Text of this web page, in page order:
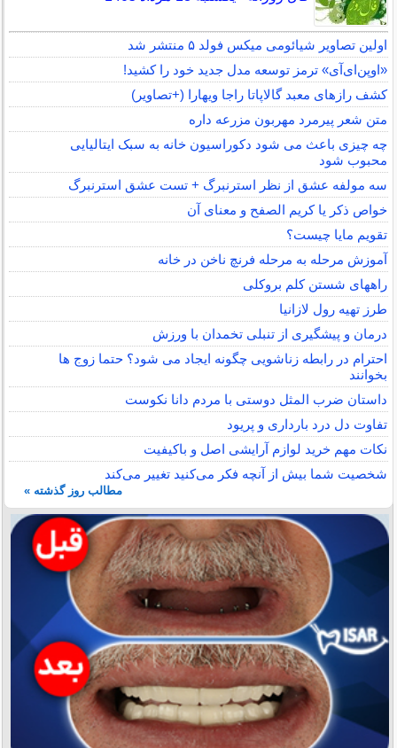
اولین تصاویر شیائومی میکس فولد ۵ منتشر شد
«اوپن‌ای‌آی» ترمز توسعه مدل جدید خود را کشید!
کشف رازهای معبد گالاپاتا راجا ویهارا (+تصاویر)
متن شعر پیرمرد مهربون مزرعه داره
چه چیزی باعث می شود دکوراسیون خانه به سبک ایتالیایی
محبوب شود
سه مولفه عشق از نظر استرنبرگ + تست عشق استرنبرگ
خواص ذکر یا کریم الصفح و معنای آن
تقویم مایا چیست؟
آموزش مرحله به مرحله فرنچ ناخن در خانه
راههای شستن کلم بروکلی
طرز تهیه رول لازانیا
درمان و پیشگیری از تنبلی تخمدان با ورزش
احترام در رابطه زناشویی چگونه ایجاد می شود؟ حتما زوج ها
بخوانند
داستان ضرب المثل دوستی با مردم دانا نكوست
تفاوت دل درد بارداری و پریود
نکات مهم خرید لوازم آرایشی اصل و باکیفیت
شخصیت شما بیش از آنچه فکر می‌کنید تغییر می‌کند
مطالب روز گذشته »